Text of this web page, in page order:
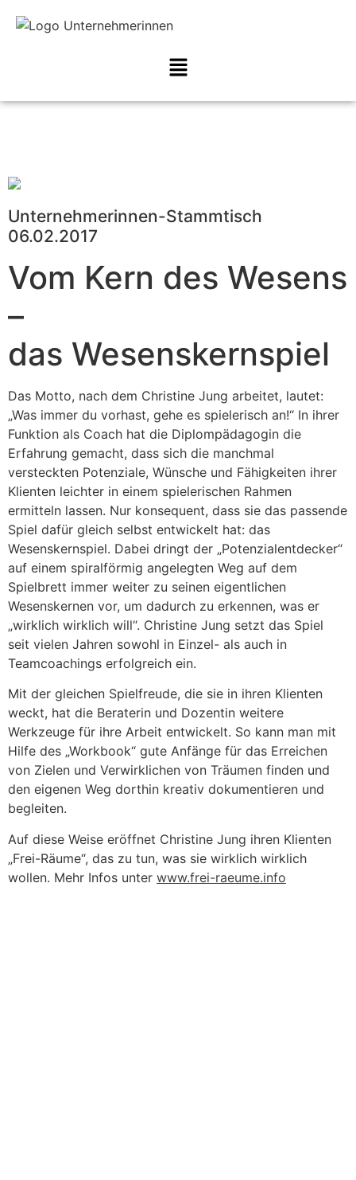
Unternehmerinnen-Stammtisch
06.02.2017
Vom Kern des Wesens
–
das Wesenskernspiel
Das Motto, nach dem Christine Jung arbeitet, lautet:
„Was immer du vorhast, gehe es spielerisch an!“ In ihrer
Funktion als Coach hat die Diplompädagogin die
Erfahrung gemacht, dass sich die manchmal
versteckten Potenziale, Wünsche und Fähigkeiten ihrer
Klienten leichter in einem spielerischen Rahmen
ermitteln lassen. Nur konsequent, dass sie das passende
Spiel dafür gleich selbst entwickelt hat: das
Wesenskernspiel. Dabei dringt der „Potenzialentdecker“
auf einem spiralförmig angelegten Weg auf dem
Spielbrett immer weiter zu seinen eigentlichen
Wesenskernen vor, um dadurch zu erkennen, was er
„wirklich wirklich will“. Christine Jung setzt das Spiel
seit vielen Jahren sowohl in Einzel- als auch in
Teamcoachings erfolgreich ein.
Mit der gleichen Spielfreude, die sie in ihren Klienten
weckt, hat die Beraterin und Dozentin weitere
Werkzeuge für ihre Arbeit entwickelt. So kann man mit
Hilfe des „Workbook“ gute Anfänge für das Erreichen
von Zielen und Verwirklichen von Träumen finden und
den eigenen Weg dorthin kreativ dokumentieren und
begleiten.
Auf diese Weise eröffnet Christine Jung ihren Klienten
„Frei-Räume“, das zu tun, was sie wirklich wirklich
wollen. Mehr Infos unter www.frei-raeume.info